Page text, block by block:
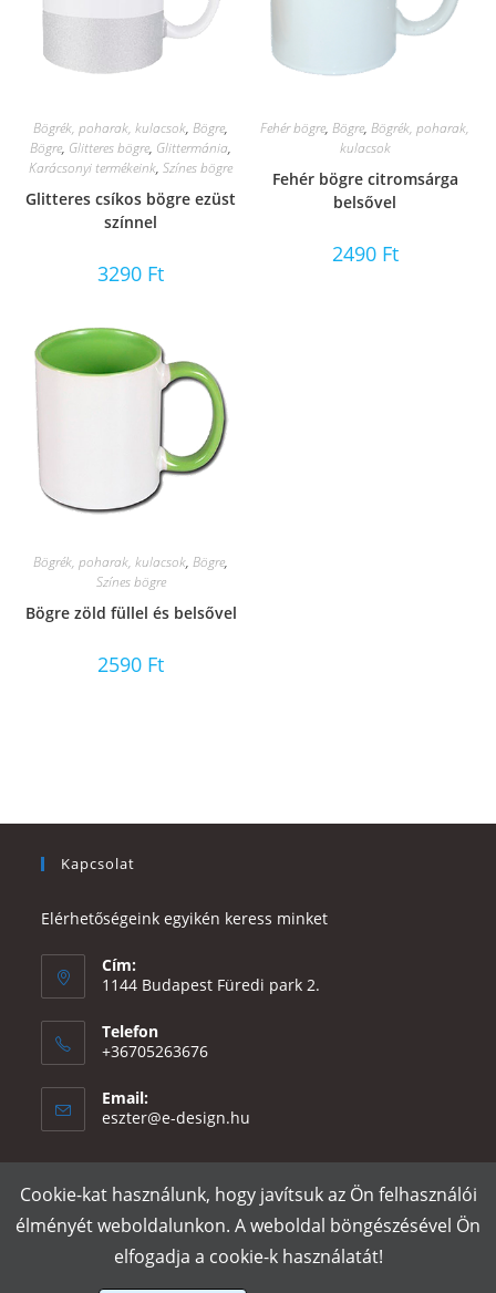
Bögrék, poharak, kulacsok,Bögre,
Bögre, Glitteres bögre, Glittermánia,
Karácsonyi termékeink,Színes bögre
Glitteres csíkos bögre ezüst
színnel
3290 Ft
Fehér bögre,Bögre,Bögrék, poharak,
kulacsok
Fehér bögre citromsárga
belsővel
2490 Ft
Bögrék, poharak, kulacsok,Bögre,
Színes bögre
Bögre zöld füllel és belsővel
2590 Ft
Kapcsolat
Elérhetőségeink egyikén keress minket
Cím:
1144 Budapest Füredi park 2.
Telefon
+36705263676
Email:
eszter@e-design.hu
Rólunk Szállítás és fizetés Adatvédelmi tájékoztató
ÁSZF
Póló nyomtatás
Cookie-kat használunk, hogy javítsuk az Ön felhasználói
élményét weboldalunkon. A weboldal böngészésével Ön
elfogadja a cookie-k használatát!